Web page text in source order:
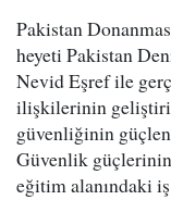
Pakistan
heyeti Pakistan
Nevid Eşref ile
ilişkilerinin
güvenliğinin
Güvenlik güçlerinin
eğitim alanındaki